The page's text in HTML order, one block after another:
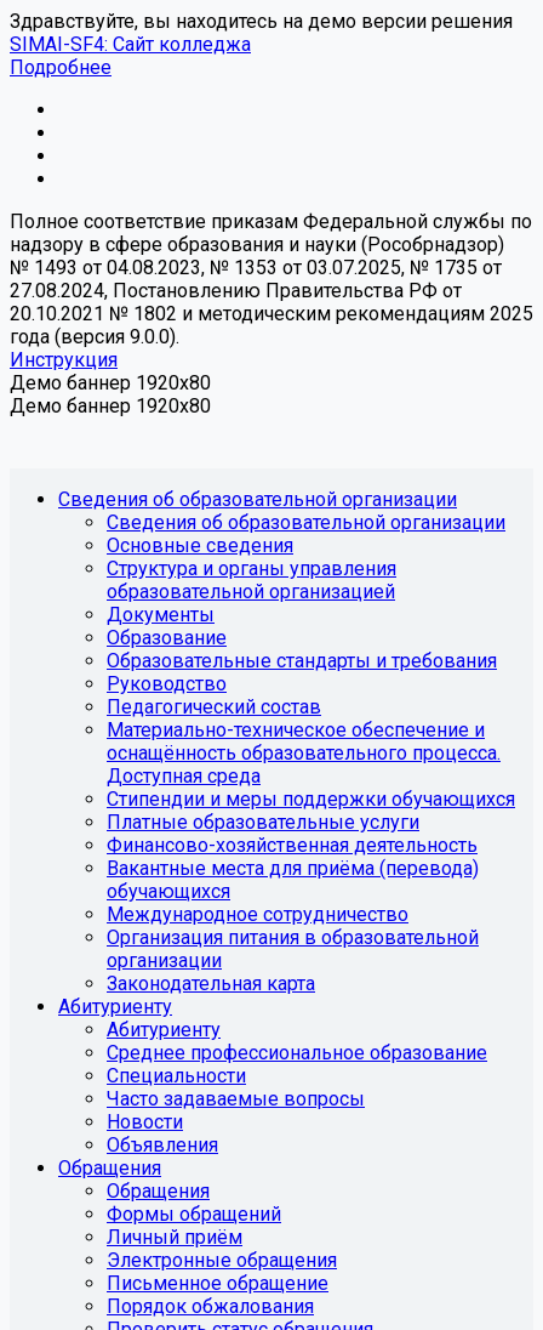
Здравствуйте, вы находитесь на демо версии решения
SIMAI-SF4: Сайт колледжа
Подробнее
Полное соответствие приказам Федеральной службы по
надзору в сфере образования и науки (Рособрнадзор)
№ 1493 от 04.08.2023, № 1353 от 03.07.2025, № 1735 от
27.08.2024, Постановлению Правительства РФ от
20.10.2021 № 1802 и методическим рекомендациям 2025
года (версия 9.0.0).
Инструкция
Демо баннер 1920x80
Демо баннер 1920x80
Сведения об образовательной организации
Сведения об образовательной организации
Основные сведения
Структура и органы управления
образовательной организацией
Документы
Образование
Образовательные стандарты и требования
Руководство
Педагогический состав
Материально-техническое обеспечение и
оснащённость образовательного процесса.
Доступная среда
Стипендии и меры поддержки обучающихся
Платные образовательные услуги
Финансово-хозяйственная деятельность
Вакантные места для приёма (перевода)
обучающихся
Международное сотрудничество
Организация питания в образовательной
организации
Законодательная карта
Абитуриенту
Абитуриенту
Среднее профессиональное образование
Специальности
Часто задаваемые вопросы
Новости
Объявления
Обращения
Обращения
Формы обращений
Личный приём
Электронные обращения
Письменное обращение
Порядок обжалования